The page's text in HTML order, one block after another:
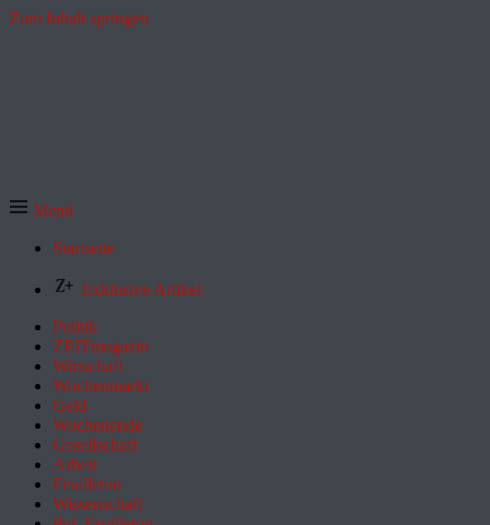
Zum Inhalt springen
Menü
Startseite
Exklusive Artikel
Politik
ZEITmagazin
Wirtschaft
Wochenmarkt
Geld
Wochenende
Gesellschaft
Arbeit
Feuilleton
Wissenschaft